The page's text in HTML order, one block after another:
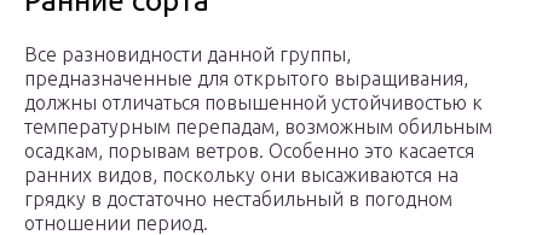
Все разновидности данной группы,
предназначенные для открытого выращивания,
должны отличаться повышенной устойчивостью к
температурным перепадам, возможным обильным
осадкам, порывам ветров. Особенно это касается
ранних видов, поскольку они высаживаются на
грядку в достаточно нестабильный в погодном
отношении период.